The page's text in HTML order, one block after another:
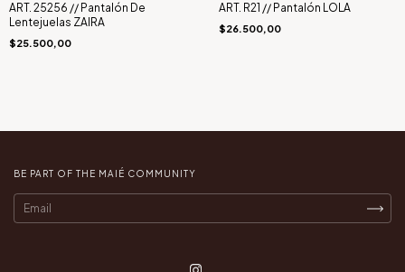
ART. 25256 // Pantalón De
Lentejuelas ZAIRA
$25.500,00
ART. R21 // Pantalón LOLA
$26.500,00
BE PART OF THE MAIÉ COMMUNITY